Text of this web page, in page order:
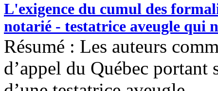
L'exigence du cumul des
notarié - testatrice aveugle qui
Résumé : Les auteurs
d’appel du Québec